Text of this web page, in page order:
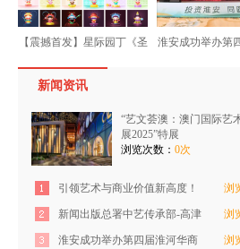
【震撼首发】星际园丁《圣 淮安成功举办第
新闻资讯
“艺文荟澳：澳门国际艺
展2025”特展
浏览次数： 0次
引领艺术与商业价值新高度！
爱普生艺术微喷
浏
新闻出版总署中艺传承部-高津
滔
浏
淮安成功举办第四届淮河华商
浏